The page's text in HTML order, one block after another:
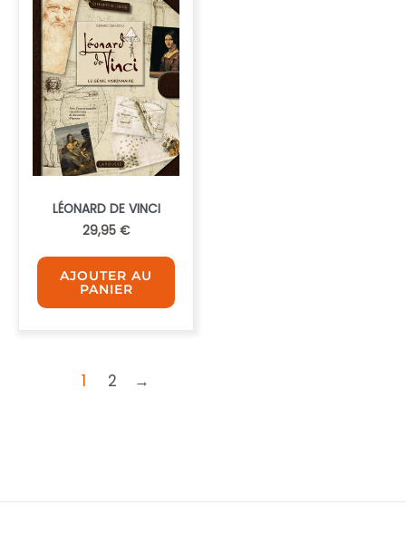
LÉONARD DE VINCI
29,95 €
AJOUTER AU
PANIER
1 2 →